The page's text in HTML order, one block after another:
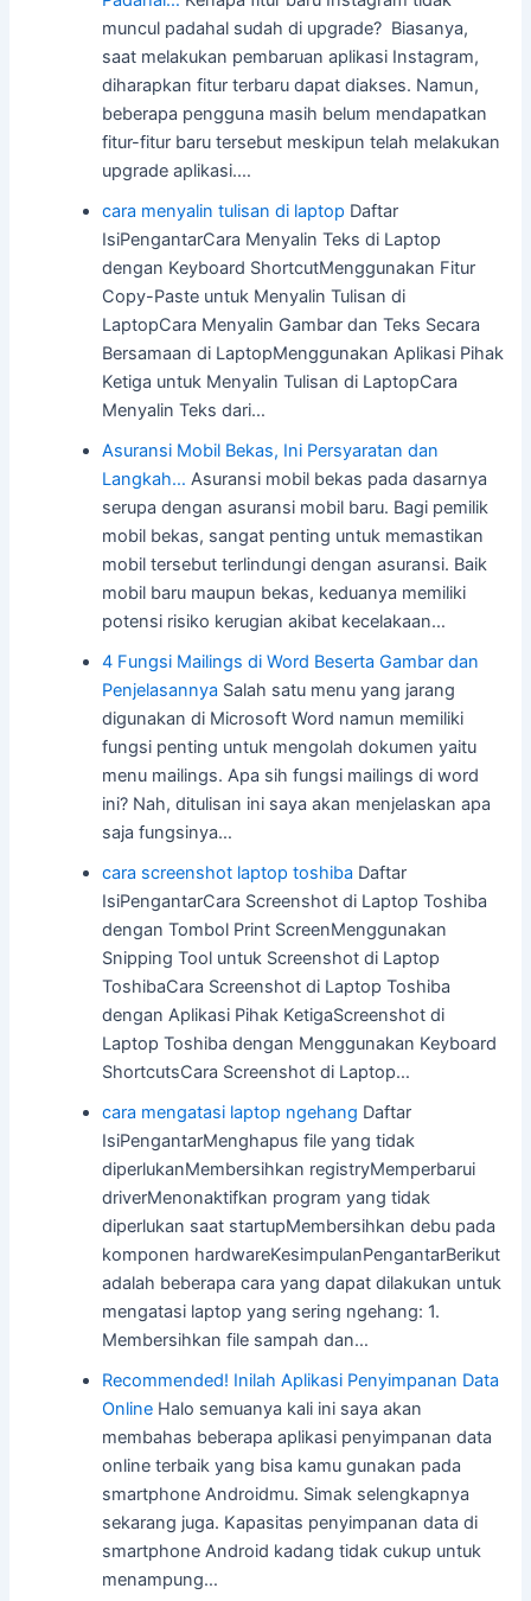
muncul padahal sudah di upgrade? Biasanya,
saat melakukan pembaruan aplikasi Instagram,
diharapkan fitur terbaru dapat diakses. Namun,
beberapa pengguna masih belum mendapatkan
fitur-fitur baru tersebut meskipun telah melakukan
upgrade aplikasi.…
cara menyalin tulisan di laptop Daftar
IsiPengantarCara Menyalin Teks di Laptop
dengan Keyboard ShortcutMenggunakan Fitur
Copy-Paste untuk Menyalin Tulisan di
LaptopCara Menyalin Gambar dan Teks Secara
Bersamaan di LaptopMenggunakan Aplikasi Pihak
Ketiga untuk Menyalin Tulisan di LaptopCara
Menyalin Teks dari…
Asuransi Mobil Bekas, Ini Persyaratan dan
Langkah… Asuransi mobil bekas pada dasarnya
serupa dengan asuransi mobil baru. Bagi pemilik
mobil bekas, sangat penting untuk memastikan
mobil tersebut terlindungi dengan asuransi. Baik
mobil baru maupun bekas, keduanya memiliki
potensi risiko kerugian akibat kecelakaan…
4 Fungsi Mailings di Word Beserta Gambar dan
Penjelasannya Salah satu menu yang jarang
digunakan di Microsoft Word namun memiliki
fungsi penting untuk mengolah dokumen yaitu
menu mailings. Apa sih fungsi mailings di word
ini? Nah, ditulisan ini saya akan menjelaskan apa
saja fungsinya…
cara screenshot laptop toshiba Daftar
IsiPengantarCara Screenshot di Laptop Toshiba
dengan Tombol Print ScreenMenggunakan
Snipping Tool untuk Screenshot di Laptop
ToshibaCara Screenshot di Laptop Toshiba
dengan Aplikasi Pihak KetigaScreenshot di
Laptop Toshiba dengan Menggunakan Keyboard
ShortcutsCara Screenshot di Laptop…
cara mengatasi laptop ngehang Daftar
IsiPengantarMenghapus file yang tidak
diperlukanMembersihkan registryMemperbarui
driverMenonaktifkan program yang tidak
diperlukan saat startupMembersihkan debu pada
komponen hardwareKesimpulanPengantarBerikut
adalah beberapa cara yang dapat dilakukan untuk
mengatasi laptop yang sering ngehang: 1.
Membersihkan file sampah dan…
Recommended! Inilah Aplikasi Penyimpanan Data
Online Halo semuanya kali ini saya akan
membahas beberapa aplikasi penyimpanan data
online terbaik yang bisa kamu gunakan pada
smartphone Androidmu. Simak selengkapnya
sekarang juga. Kapasitas penyimpanan data di
smartphone Android kadang tidak cukup untuk
menampung…